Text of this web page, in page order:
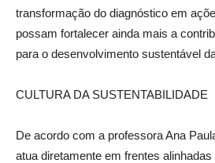
transformação do diagnóstico em
possam fortalecer ainda mais a
para o desenvolvimento sustentável
CULTURA DA SUSTENTABILIDADE
De acordo com a professora Ana
atua diretamente em frentes